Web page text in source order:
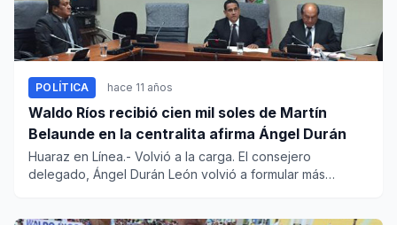
POLÍTICA hace 11 años
Waldo Ríos recibió cien mil soles de Martín
Belaunde en la centralita afirma Ángel Durán
Huaraz en Línea.- Volvió a la carga. El consejero
delegado, Ángel Durán León volvió a formular más